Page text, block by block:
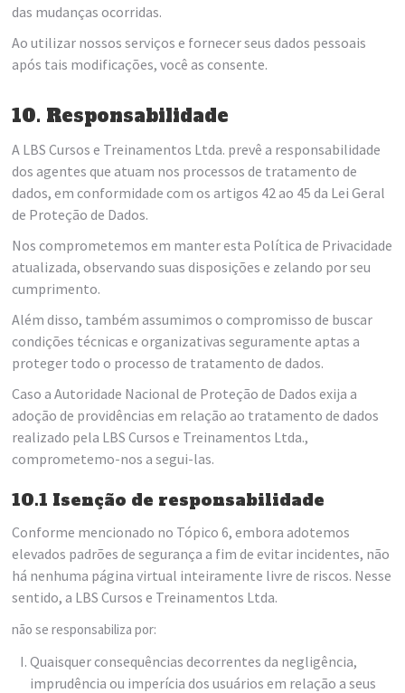
das mudanças ocorridas.
Ao utilizar nossos serviços e fornecer seus dados pessoais
após tais modificações, você as consente.
10. Responsabilidade
A LBS Cursos e Treinamentos Ltda. prevê a responsabilidade
dos agentes que atuam nos processos de tratamento de
dados, em conformidade com os artigos 42 ao 45 da Lei Geral
de Proteção de Dados.
Nos comprometemos em manter esta Política de Privacidade
atualizada, observando suas disposições e zelando por seu
cumprimento.
Além disso, também assumimos o compromisso de buscar
condições técnicas e organizativas seguramente aptas a
proteger todo o processo de tratamento de dados.
Caso a Autoridade Nacional de Proteção de Dados exija a
adoção de providências em relação ao tratamento de dados
realizado pela LBS Cursos e Treinamentos Ltda.,
comprometemo-nos a segui-las.
10.1 Isenção de responsabilidade
Conforme mencionado no Tópico 6, embora adotemos
elevados padrões de segurança a fim de evitar incidentes, não
há nenhuma página virtual inteiramente livre de riscos. Nesse
sentido, a LBS Cursos e Treinamentos Ltda.
não se responsabiliza por:
Quaisquer consequências decorrentes da negligência,
imprudência ou imperícia dos usuários em relação a seus